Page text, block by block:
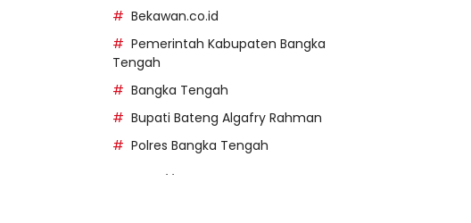
Bekawan.co.id
Pemerintah Kabupaten Bangka
Tengah
Bangka Tengah
Bupati Bateng Algafry Rahman
Polres Bangka Tengah